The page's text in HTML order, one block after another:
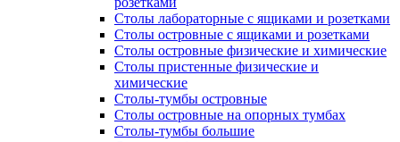
Столы лабораторные с ящиками и розетками
Столы островные с ящиками и розетками
Столы островные физические и химические
Столы пристенные физические и
химические
Столы-тумбы островные
Столы островные на опорных тумбах
Столы-тумбы большие